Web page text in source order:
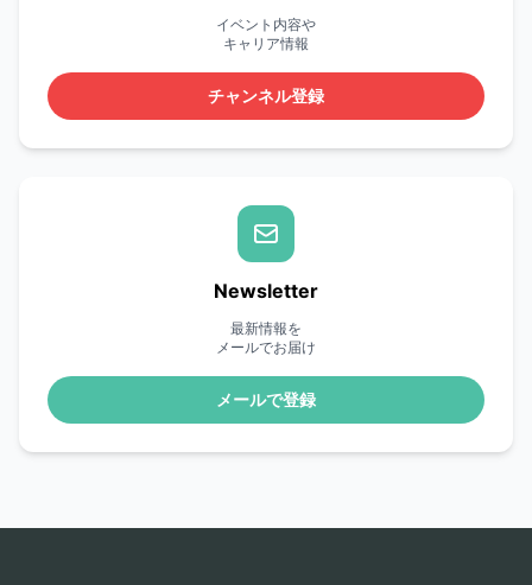
イベント内容や
キャリア情報
チャンネル登録
Newsletter
最新情報を
メールでお届け
メールで登録